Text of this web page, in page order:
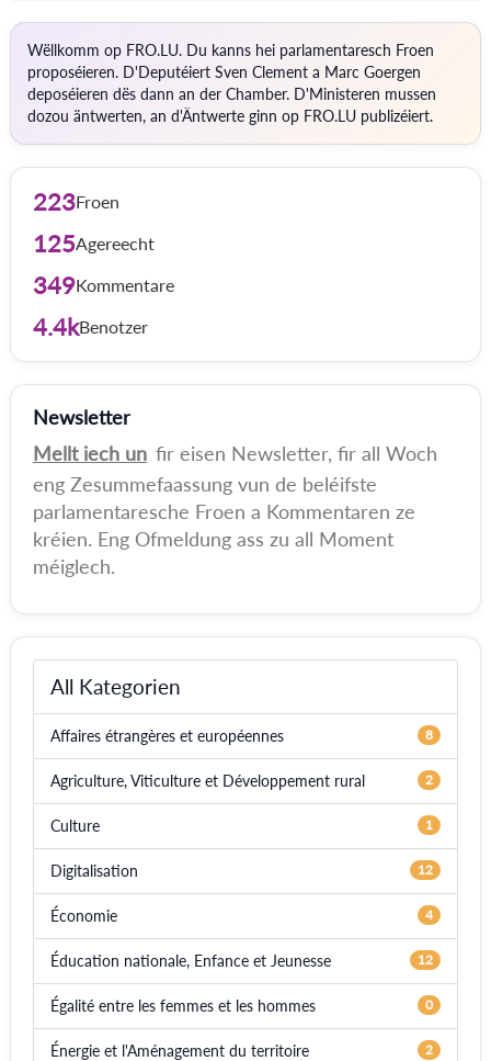
Wëllkomm op FRO.LU. Du kanns hei parlamentaresch Froen
proposéieren. D'Deputéiert Sven Clement a Marc Goergen
deposéieren dës dann an der Chamber. D'Ministeren mussen
dozou äntwerten, an d'Äntwerte ginn op FRO.LU publizéiert.
223Froen
125Agereecht
349Kommentare
4.4kBenotzer
Newsletter
Mellt iech un fir eisen Newsletter, fir all Woch
eng Zesummefaassung vun de beléifste
parlamentaresche Froen a Kommentaren ze
kréien. Eng Ofmeldung ass zu all Moment
méiglech.
All Kategorien
Affaires étrangères et européennes 8
Agriculture, Viticulture et Développement rural 2
Culture 1
Digitalisation 12
Économie 4
Éducation nationale, Enfance et Jeunesse 12
Égalité entre les femmes et les hommes 0
Énergie et l'Aménagement du territoire 2